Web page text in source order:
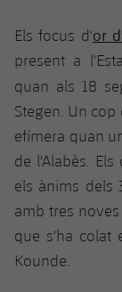
Fotos
Història
Aleví
Entrades
plusicon
més
Jugadors
plusicon
més
Barça C
Junior
Campus
PLUSICON
MÉS
plusicon
més
Notícies
Atletisme
plusicon
més
Els focus d'or
present a
quan als 18
Stegen. Un
efímera quan
de l'Alabès.
els ànims dels
amb tres
que s'ha colat
Kounde.